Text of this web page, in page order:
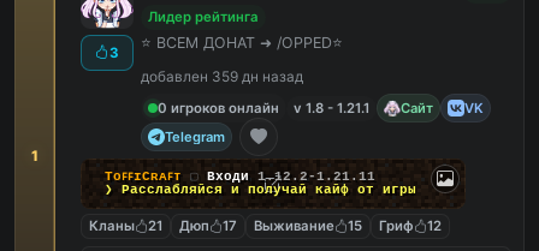
1
3
Лидер рейтинга
⭐ ВСЕМ ДОНАТ ➜ /OPPED⭐
добавлен 359 дн назад
0 игроков онлайн
v 1.8 - 1.21.1 Сайт
VK
Telegram
TᴏꜰꜰɪCʀᴀꜰᴛ ▢ Входи 1.12.2-1.21.11
❯ Расслабляйся и получай кайфот игры
Кланы 21 Дюп 17 Выживание 15 Гриф 12